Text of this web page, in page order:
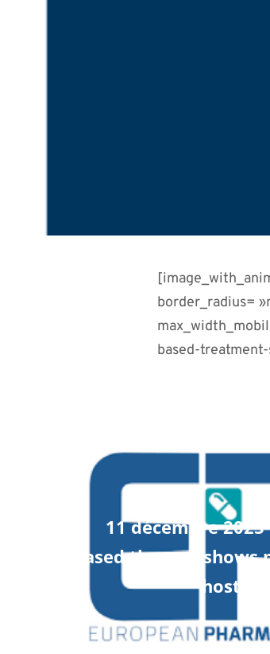
border_radius=
based-
11 décembre 2023
based therapy
host